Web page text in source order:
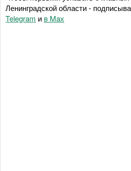
Ленинградской области -
Telegram и в Maх